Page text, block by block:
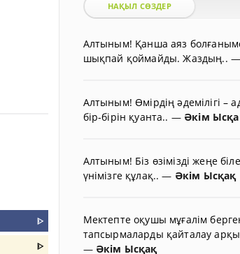
ᐈ
ᐈ
НАҚЫЛ СӨЗДЕР
Алтыным! Қанша аяз
шықпай қоймайды. Жаздың.. —
Алтыным! Өмірдің әдемілігі –
бір-бірін қуанта.. — Әкім
Алтыным! Біз өзімізді жеңе
үнімізге құлақ..— Әкім Ысқақ
Мектепте оқушы мұғалім
тапсырмаларды қайталау
— Әкім Ысқақ